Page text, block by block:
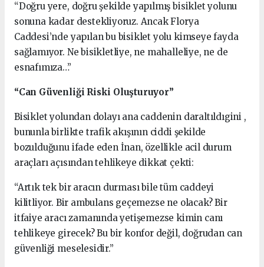
“Doğru yere, doğru şekilde yapılmış bisiklet yolunu
sonuna kadar destekliyoruz. Ancak Florya
Caddesi’nde yapılan bu bisiklet yolu kimseye fayda
sağlamıyor. Ne bisikletliye, ne mahalleliye, ne de
esnafımıza…”
“Can Güvenliği Riski Oluşturuyor”
Bisiklet yolundan dolayı ana caddenin daraltıldıgini ,
bununla birlikte trafik akışının ciddi şekilde
bozulduğunu ifade eden İnan, özellikle acil durum
araçları açısından tehlikeye dikkat çekti:
“Artık tek bir aracın durması bile tüm caddeyi
kilitliyor. Bir ambulans geçemezse ne olacak? Bir
itfaiye aracı zamanında yetişemezse kimin canı
tehlikeye girecek? Bu bir konfor değil, doğrudan can
güvenliği meselesidir.”